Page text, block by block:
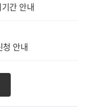
간 안내
안내